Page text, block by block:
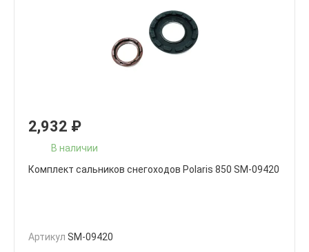
2,932 ₽
В наличии
Комплект сальников снегоходов Polaris 850 SM-09420
Артикул SM-09420